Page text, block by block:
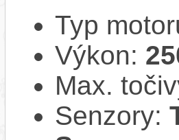
Typ
Výkon:
Max.
Senzory: